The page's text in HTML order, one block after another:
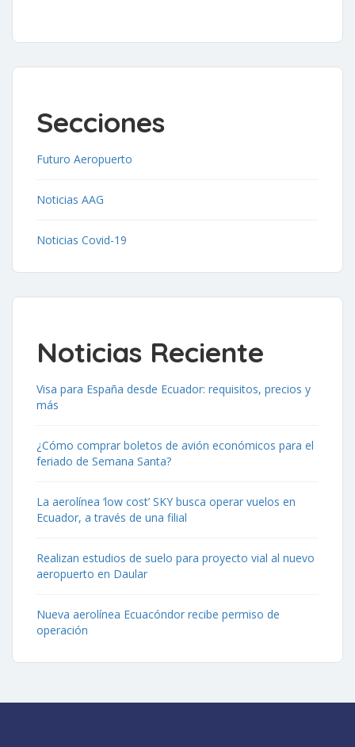
Secciones
Futuro Aeropuerto
Noticias AAG
Noticias Covid-19
Noticias Reciente
Visa para España desde Ecuador: requisitos, precios y
más
¿Cómo comprar boletos de avión económicos para el
feriado de Semana Santa?
La aerolínea ‘low cost’ SKY busca operar vuelos en
Ecuador, a través de una filial
Realizan estudios de suelo para proyecto vial al nuevo
aeropuerto en Daular
Nueva aerolínea Ecuacóndor recibe permiso de
operación